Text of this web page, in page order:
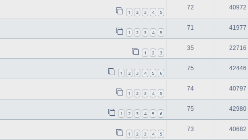
1 2 3 4 5
72 40972
1 2 3 4 5
71 41977
1 2 3
35 22716
1 2 3 4 5 6
75 42446
1 2 3 4 5
74 40797
1 2 3 4 5 6
75 42980
1 2 3 4 5
73 40682